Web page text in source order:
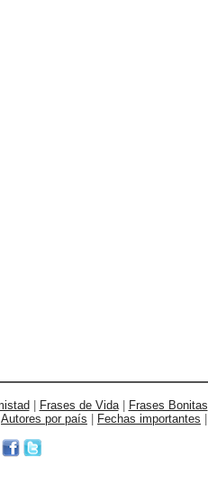
Frases de Vida| Frases Bonitas
Autores por país Fechas importantes